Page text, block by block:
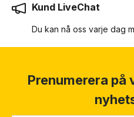
Kund LiveChat
Du kan nå oss varje dag
Prenumerera